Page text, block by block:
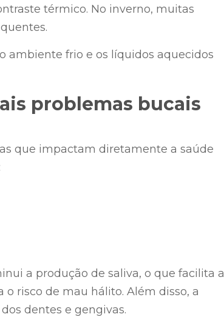
térmico. No inverno, muitas
ambiente frio e os líquidos aquecidos
problemas bucais
que impactam diretamente a saúde
a produção de saliva, o que facilita a
risco de mau hálito. Além disso, a
dentes e gengivas.